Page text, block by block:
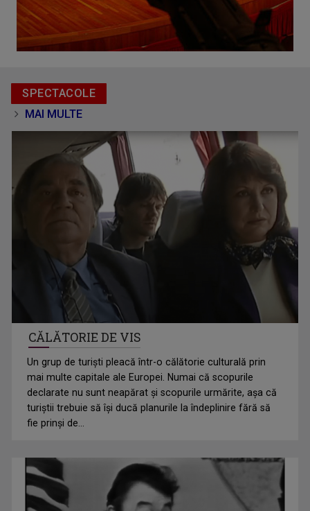
SPECTACOLE
MAI MULTE
CĂLĂTORIE DE VIS
Un grup de turiști pleacă într-o călătorie culturală prin
mai multe capitale ale Europei. Numai că scopurile
declarate nu sunt neapărat și scopurile urmărite, așa că
turiștii trebuie să își ducă planurile la îndeplinire fără să
fie prinși de...